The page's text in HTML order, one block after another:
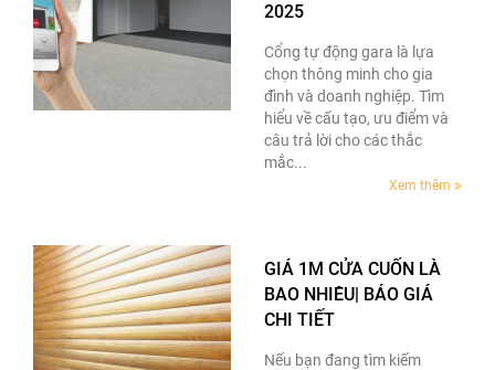
2025
Cổng tự động gara là lựa
chọn thông minh cho gia
đình và doanh nghiệp. Tìm
hiểu về cấu tạo, ưu điểm và
câu trả lời cho các thắc
mắc...
Xem thêm
GIÁ 1M CỬA CUỐN LÀ
BAO NHIÊU| BÁO GIÁ
CHI TIẾT
Nếu bạn đang tìm kiếm